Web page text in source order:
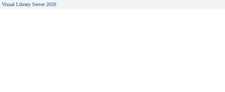
Visual Library Server 2026